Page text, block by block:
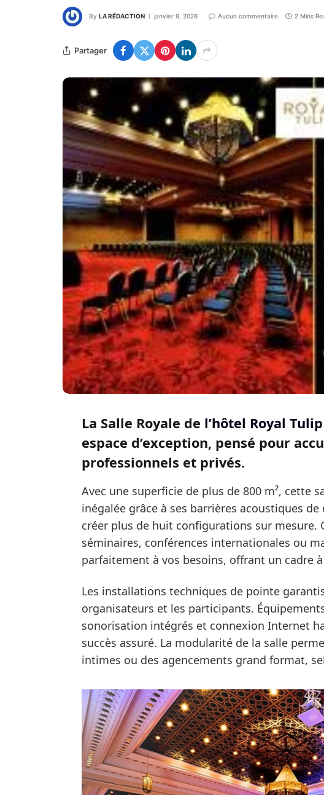
By LA RÉDACTION janvier 9, 2026 Aucun commentaire 2 Mins
Partager
La Salle Royale de l’hôtel Royal
espace d’exception, pensé pour
professionnels et privés.
Avec une superficie de plus de 800 m², cette
inégalée grâce à ses barrières acoustiques
créer plus de huit configurations sur mesure.
séminaires, conférences internationales ou
parfaitement à vos besoins, offrant un cadre
Les installations techniques de pointe
organisateurs et les participants.
sonorisation intégrés et connexion Internet
succès assuré. La modularité de la salle
intimes ou des agencements grand format,